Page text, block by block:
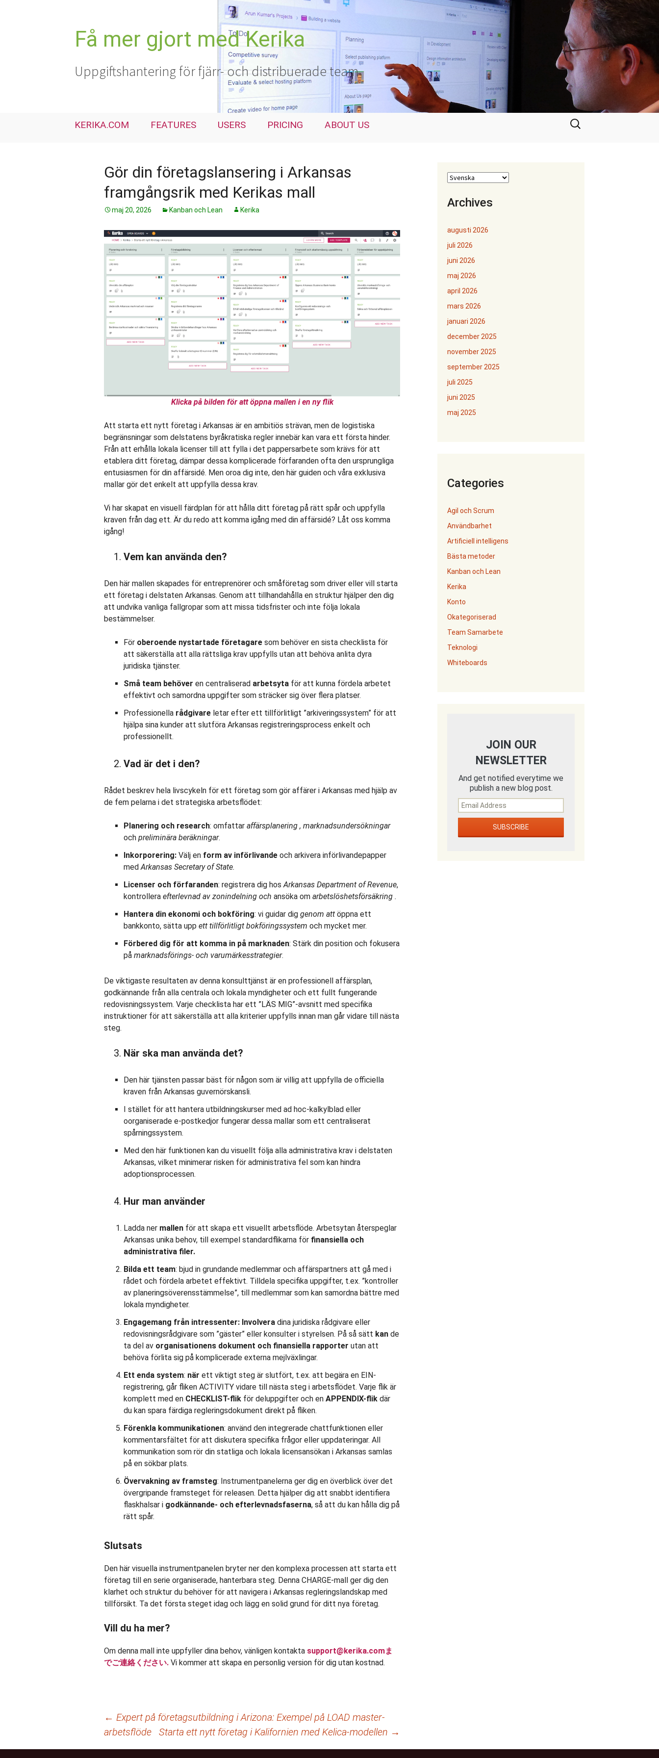
Få mer gjort med Kerika
Uppgiftshantering för fjärr- och distribuerade team
KERIKA.COM FEATURES USERS PRICING ABOUT US
Sök
efter:
Gör din företagslansering i Arkansas
framgångsrik med Kerikas mall
maj 20, 2026 Kanban och Lean Kerika
Klicka på bilden för att öppna mallen i en ny flik
Att starta ett nytt företag i Arkansas är en ambitiös strävan, men de logistiska
begränsningar som delstatens byråkratiska regler innebär kan vara ett första hinder.
Från att erhålla lokala licenser till att fylla i det pappersarbete som krävs för att
etablera ditt företag, dämpar dessa komplicerade förfaranden ofta den ursprungliga
entusiasmen för din affärsidé. Men oroa dig inte, den här guiden och våra exklusiva
mallar gör det enkelt att uppfylla dessa krav.
Vi har skapat en visuell färdplan för att hålla ditt företag på rätt spår och uppfylla
kraven från dag ett. Är du redo att komma igång med din affärsidé? Låt oss komma
igång!
Vem kan använda den?
Den här mallen skapades för entreprenörer och småföretag som driver eller vill starta
ett företag i delstaten Arkansas. Genom att tillhandahålla en struktur hjälper den dig
att undvika vanliga fallgropar som att missa tidsfrister och inte följa lokala
bestämmelser.
För oberoende nystartade företagare som behöver en sista checklista för
att säkerställa att alla rättsliga krav uppfylls utan att behöva anlita dyra
juridiska tjänster.
Små team behöver en centraliserad arbetsyta för att kunna fördela arbetet
effektivt och samordna uppgifter som sträcker sig över flera platser.
Professionella rådgivare letar efter ett tillförlitligt ”arkiveringssystem” för att
hjälpa sina kunder att slutföra Arkansas registreringsprocess enkelt och
professionellt.
Vad är det i den?
Rådet beskrev hela livscykeln för ett företag som gör affärer i Arkansas med hjälp av
de fem pelarna i det strategiska arbetsflödet:
Planering och research: omfattar affärsplanering , marknadsundersökningar
och preliminära beräkningar.
Inkorporering: Välj en form av införlivande och arkivera införlivandepapper
medArkansas Secretary of State.
Licenser och förfaranden: registrera dig hosArkansas Department of Revenue,
kontrollera efterlevnad av zonindelning och ansöka om arbetslöshetsförsäkring .
Hantera din ekonomi och bokföring: vi guidar dig genom att öppna ett
bankkonto, sätta upp ett tillförlitligt bokföringssystem och mycket mer.
Förbered dig för att komma in på marknaden: Stärk din position och fokusera
på marknadsförings- och varumärkesstrategier.
De viktigaste resultaten av denna konsulttjänst är en professionell affärsplan,
godkännande från alla centrala och lokala myndigheter och ett fullt fungerande
redovisningssystem. Varje checklista har ett ”LÄS MIG”-avsnitt med specifika
instruktioner för att säkerställa att alla kriterier uppfylls innan man går vidare till nästa
steg.
När ska man använda det?
Den här tjänsten passar bäst för någon som är villig att uppfylla de officiella
kraven från Arkansas guvernörskansli.
I stället för att hantera utbildningskurser med ad hoc-kalkylblad eller
oorganiserade e-postkedjor fungerar dessa mallar som ett centraliserat
spårningssystem.
Med den här funktionen kan du visuellt följa alla administrativa krav i delstaten
Arkansas, vilket minimerar risken för administrativa fel som kan hindra
adoptionsprocessen.
Hur man använder
Ladda ner mallen för att skapa ett visuellt arbetsflöde. Arbetsytan återspeglar
Arkansas unika behov, till exempel standardflikarna för finansiella och
administrativa filer.
Bilda ett team: bjud in grundande medlemmar och affärspartners att gå med i
rådet och fördela arbetet effektivt. Tilldela specifika uppgifter, t.ex. ”kontroller
av planeringsöverensstämmelse”, till medlemmar som kan samordna bättre med
lokala myndigheter.
Engagemang från intressenter: Involvera dina juridiska rådgivare eller
redovisningsrådgivare som ”gäster” eller konsulter i styrelsen. På så sätt kan de
ta del av organisationens dokument och finansiella rapporter utan att
behöva förlita sig på komplicerade externa mejlväxlingar.
Ett enda system: när ett viktigt steg är slutfört, t.ex. att begära en EIN-
registrering, går fliken ACTIVITY vidare till nästa steg i arbetsflödet. Varje flik är
komplett med en CHECKLIST-flik för deluppgifter och en APPENDIX-flik där
du kan spara färdiga regleringsdokument direkt på fliken.
Förenkla kommunikationen: använd den integrerade chattfunktionen eller
kommentarsfältet för att diskutera specifika frågor eller uppdateringar. All
kommunikation som rör din statliga och lokala licensansökan i Arkansas samlas
på en sökbar plats.
Övervakning av framsteg: Instrumentpanelerna ger dig en överblick över det
övergripande framsteget för releasen. Detta hjälper dig att snabbt identifiera
flaskhalsar i godkännande- och efterlevnadsfaserna, så att du kan hålla dig på
rätt spår.
Slutsats
Den här visuella instrumentpanelen bryter ner den komplexa processen att starta ett
företag till en serie organiserade, hanterbara steg. Denna CHARGE-mall ger dig den
klarhet och struktur du behöver för att navigera i Arkansas regleringslandskap med
tillförsikt. Ta det första steget idag och lägg en solid grund för ditt nya företag.
Vill du ha mer?
Om denna mall inte uppfyller dina behov, vänligen kontakta support@kerika.comま
でご連絡ください. Vi kommer att skapa en personlig version för dig utan kostnad.
Inläggsnavigering
← Expert på företagsutbildning i Arizona: Exempel på LOAD master-
arbetsflöde
Starta ett nytt företag i Kalifornien med Kelica-modellen →
Archives
augusti 2026
juli 2026
juni 2026
maj 2026
april 2026
mars 2026
januari 2026
december 2025
november 2025
september 2025
juli 2025
juni 2025
maj 2025
Categories
Agil och Scrum
Användbarhet
Artificiell intelligens
Bästa metoder
Kanban och Lean
Kerika
Konto
Okategoriserad
Team Samarbete
Teknologi
Whiteboards
JOIN OUR
NEWSLETTER
And get notified everytime we
publish a new blog post.